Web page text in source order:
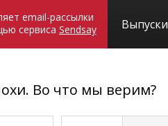
email-рассылки
сервиса Sendsay Выпуски
Во что мы верим?